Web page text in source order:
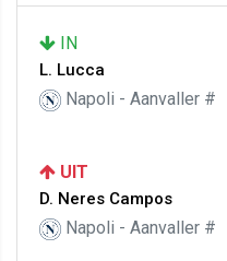
IN
L. Lucca
Napoli - Aanvaller #
UIT
D. Neres Campos
Napoli - Aanvaller #